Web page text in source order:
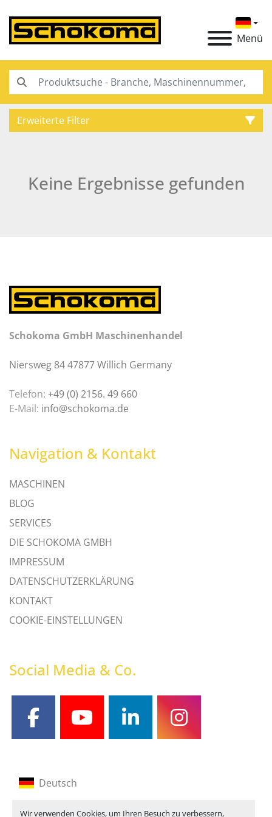
Wir verwenden Cookies, um Ihren Besuch zu verbessern,
Menü
Erweiterte Filter
Hersteller
Keine Ergebnisse gefunden
Schokoma GmbH Maschinenhandel
Niersweg 84 47877 Willich Germany
Telefon: +49 (0) 2156. 49 660
E-Mail: info@schokoma.de
Navigation & Kontakt
MASCHINEN
BLOG
SERVICES
DIE SCHOKOMA GMBH
IMPRESSUM
DATENSCHUTZERKLÄRUNG
KONTAKT
COOKIE-EINSTELLUNGEN
Social Media & Co.
facebookyoutubelinkedininstagram
Deutsch
Englisch